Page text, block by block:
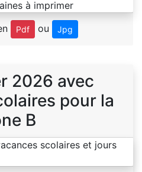
Pdf ou Jpg
2026 avec
pour la
B